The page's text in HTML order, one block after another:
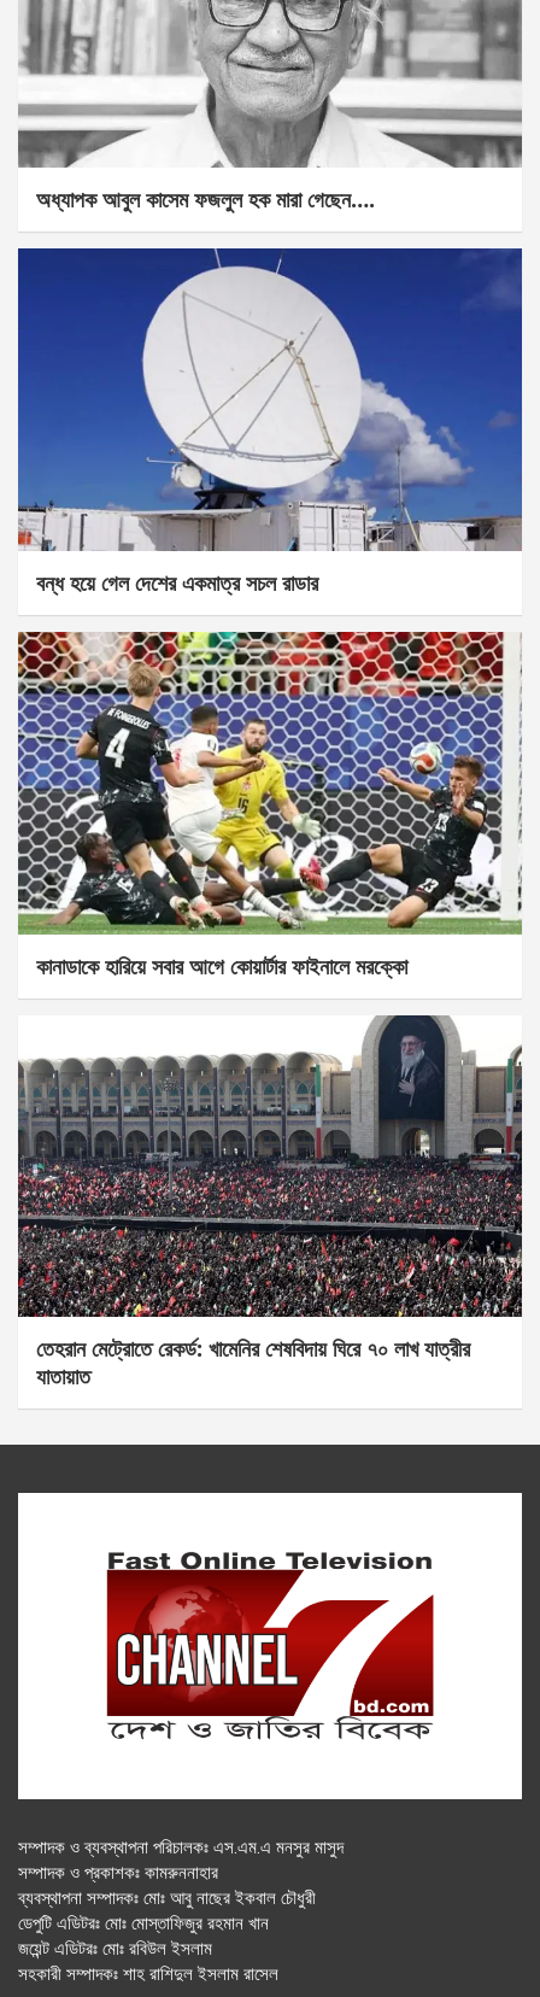
অধ্যাপক আবুল কাসেম ফজলুল হক মারা গেছেন….
বন্ধ হয়ে গেল দেশের একমাত্র সচল রাডার
কানাডাকে হারিয়ে সবার আগে কোয়ার্টার ফাইনালে মরক্কো
তেহরান মেট্রোতে রেকর্ড: খামেনির শেষবিদায় ঘিরে ৭০ লাখ যাত্রীর
যাতায়াত
সম্পাদক ও ব্যবস্থাপনা পরিচালকঃ এস.এম.এ মনসুর মাসুদ
সম্পাদক ও প্রকাশকঃ কামরুননাহার
ব্যবস্থাপনা সম্পাদকঃ মোঃ আবু নাছের ইকবাল চৌধুরী
ডেপুটি এডিটরঃ মোঃ মোস্তাফিজুর রহমান খান
জয়েন্ট এডিটরঃ মোঃ রবিউল ইসলাম
সহকারী সম্পাদকঃ শাহ রাশিদুল ইসলাম রাসেল